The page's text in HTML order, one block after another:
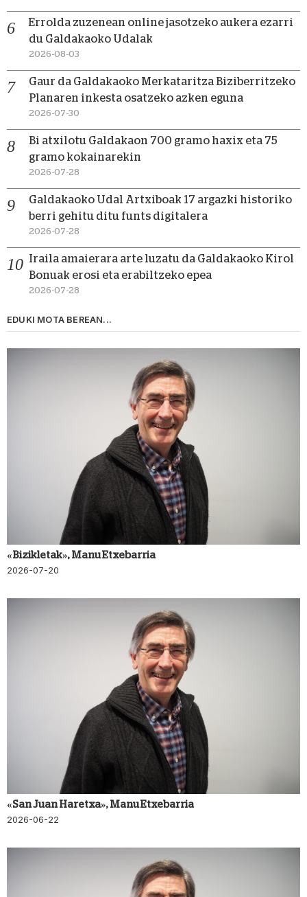
Errolda zuzenean online jasotzeko aukera ezarri
du Galdakaoko Udalak
2026-08-03
Gaur da Galdakaoko Merkataritza Biziberritzeko
Planaren inkesta osatzeko azken eguna
2026-07-30
Bi atxilotu Galdakaon 700 gramo haxix eta 75
gramo kokainarekin
2026-07-28
Galdakaoko Udal Artxiboak 17 argazki historiko
berri gehitu ditu funts digitalera
2026-07-28
Iraila amaierara arte luzatu da Galdakaoko Kirol
Bonuak erosi eta erabiltzeko epea
2026-07-28
EDUKI MOTA BEREAN...
«Bizikletak», Manu Etxebarria
2026-07-20
«San Juan Haretxa», Manu Etxebarria
2026-06-22